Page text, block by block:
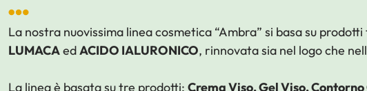
La nostra nuovissima linea cosmetica “Ambra” si basa su
LUMACAedACIDO IALURONICO, rinnovata sia nel logo che
La linea è basata su tre prodotti: Crema Viso, Gel Viso,